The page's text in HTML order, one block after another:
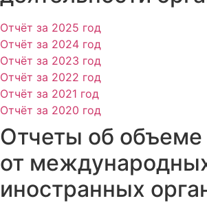
Отчёт за 2025 год
Отчёт за 2024 год
Отчёт за 2023 год
Отчёт за 2022 год
Отчёт за 2021 год
Отчёт за 2020 год
Отчеты об объеме
от
иностранных